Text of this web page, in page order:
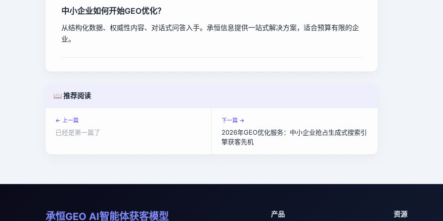
中小企业如何开始GEO优化？
从结构化数据、权威性内容、对话式问答入手。承恒信息提供一站式解决方案，适合预算有限的企
业。
📖 推荐阅读
← 上一篇
已经是第一篇了
下一篇 →
2026年GEO优化服务：中小企业抢占生成式搜索引
擎获客先机
承恒GEO AI智能体获客模型 产品 资源